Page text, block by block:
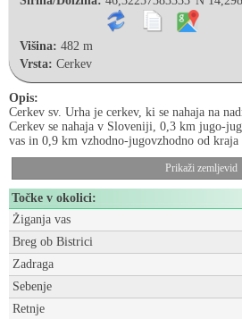
Višina: 482 m
Vrsta: Cerkev
Opis:
Cerkev sv. Urha je cerkev, ki se nahaja na
Cerkev se nahaja v Sloveniji, 0,3 km jugo-
vas in 0,9 km vzhodno-jugovzhodno od
Prikaži zemljevid
Točke v okolici:
Žiganja vas
Breg ob Bistrici
Zadraga
Sebenje
Retnje